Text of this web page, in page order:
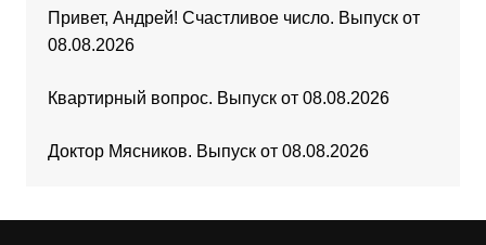
Привет, Андрей! Счастливое число. Выпуск от
08.08.2026
Квартирный вопрос. Выпуск от 08.08.2026
Доктор Мясников. Выпуск от 08.08.2026